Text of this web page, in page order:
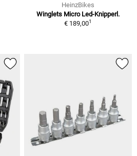
HeinzBikes
Winglets Micro Led-Knipperl.
€ 189,001